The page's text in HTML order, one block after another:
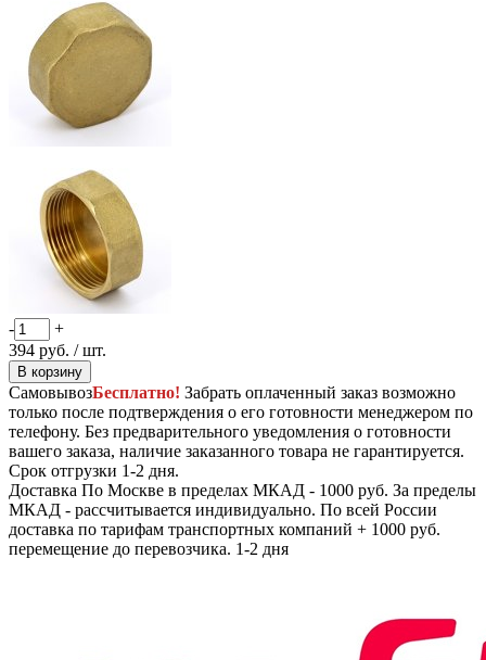
-
+
394 руб. / шт.
В корзину
СамовывозБесплатно! Забрать оплаченный заказ возможно
только после подтверждения о его готовности менеджером по
телефону. Без предварительного уведомления о готовности
вашего заказа, наличие заказанного товара не гарантируется.
Срок отгрузки 1-2 дня.
Доставка По Москве в пределах МКАД - 1000 руб. За пределы
МКАД - рассчитывается индивидуально. По всей России
доставка по тарифам транспортных компаний + 1000 руб.
перемещение до перевозчика. 1-2 дня